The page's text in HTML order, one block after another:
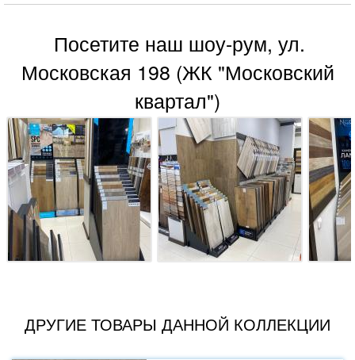
Посетите наш шоу-рум, ул.
Московская 198 (ЖК "Московский
квартал")
ДРУГИЕ ТОВАРЫ ДАННОЙ КОЛЛЕКЦИИ